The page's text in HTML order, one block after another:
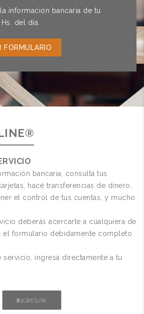
información bancaria de tu
del día.
FORMULARIO
bancaria, consultá tus
hacé transferencias de dinero,
el control de tus cuentas, y mucho
deberás acercarte a cualquiera de
el formulario debidamente completo
servicio, ingresá directamente a tu